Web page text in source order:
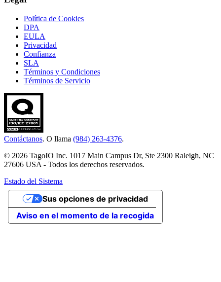
Política de Cookies
DPA
EULA
Privacidad
Confianza
SLA
Términos y Condiciones
Términos de Servicio
Contáctanos. O llama (984) 263-4376.
© 2026 TagoIO Inc. 1017 Main Campus Dr, Ste 2300 Raleigh, NC
27606 USA - Todos los derechos reservados.
Estado del Sistema
Aviso en el momento de la recogida
Sus opciones de privacidad